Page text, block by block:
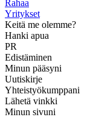
Rahaa
Yritykset
Keitä me olemme?
Hanki apua
PR
Edistäminen
Minun pääsyni
Uutiskirje
Yhteistyökumppani
Lähetä vinkki
Minun sivuni